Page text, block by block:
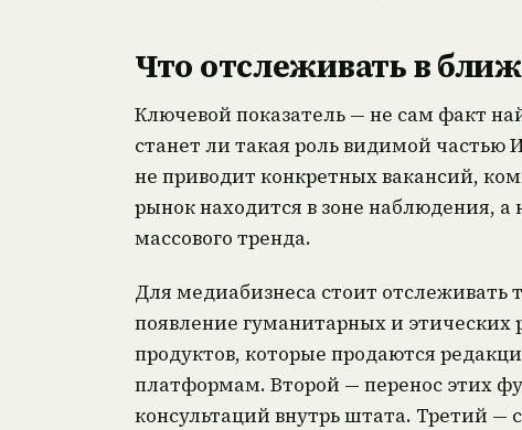
Что отслеживать в
Ключевой показатель — не сам факт
станет ли такая роль видимой
не приводит конкретных вакансий,
рынок находится в зоне наблюдения, а
массового тренда.
Для медиабизнеса стоит отслеживать
появление гуманитарных и этических
продуктов, которые продаются
платформам. Второй — перенос этих
консультаций внутрь штата. Третий —